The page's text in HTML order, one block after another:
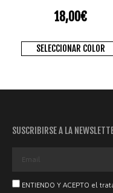
18,00€
SELECCIONAR COLOR
SUSCRIBIRSE A LA
ENTIENDO Y ACEPTO el